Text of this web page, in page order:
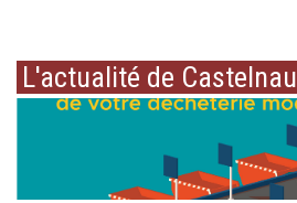
L'actualité de Castelnau